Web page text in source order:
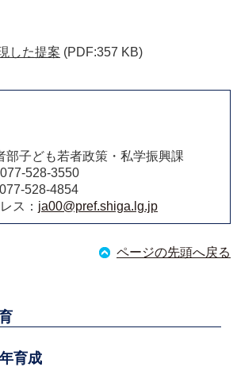
した提案 (PDF:357 KB)
部子ども若者政策・私学振興課
528-3550
528-4854
ス： ja00@pref.shiga.lg.jp
ページの先頭へ戻る
育成